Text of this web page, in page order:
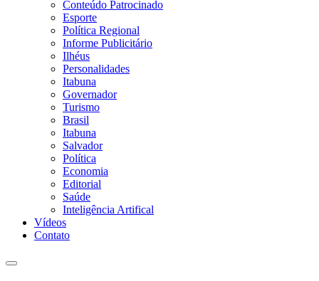
Conteúdo Patrocinado
Esporte
Política Regional
Informe Publicitário
Ilhéus
Personalidades
Itabuna
Governador
Turismo
Brasil
Itabuna
Salvador
Política
Economia
Editorial
Saúde
Inteligência Artifical
Vídeos
Contato